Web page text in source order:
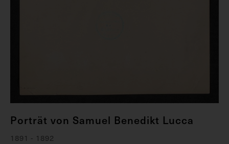
Porträt von Samuel Benedikt Lucca
1891 - 1892